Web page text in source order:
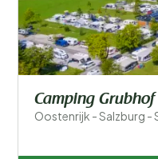
Camping Grubhof
Oostenrijk - Salzburg -